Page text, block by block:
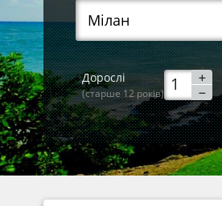
Дорослі
(старше 12 років)